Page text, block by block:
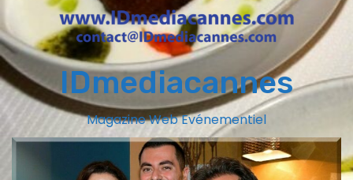
IDmediacannes
Magazine Web Evénementiel